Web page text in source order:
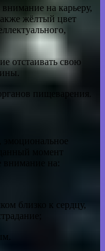
внимание на карьеру,
жёлтый цвет
отстаивать свою
пищеварения.
эмоциональное
момент
внимание на:
близко к сердцу,